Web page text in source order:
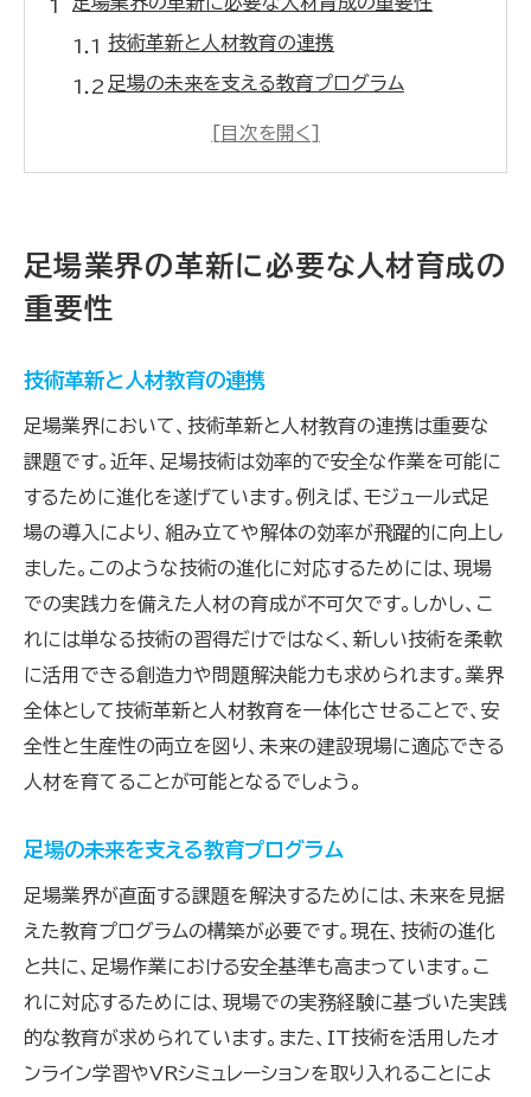
技術革新と人材教育の連携
足場の未来を支える教育プログラム
持続可能な人材育成の仕組み
次世代を担う足場技術者の育成が未来を切り開
く
実践を重視した教育アプローチ
次世代技術者のための研修プログラム
足場技術者の多様な育成方法
足場人材の育成が業界の安全基準をどう変える
か
安全基準を高める教育の役割
技術と安全の両立を目指した育成
安全意識を高めるための研修
安全基準の向上に寄与する人材育成
技術革新と足場人材の育成が生む新たな可能性
革新技術がもたらす育成の変革
新技術導入に伴う教育の進化
革新的な技術が開く新たな人材需要
デジタル技術と教育の融合
足場業界の革新に必要な人材育成の
重要性
技術革新と人材教育の連携
足場業界において、技術革新と人材教育の連携は重要な
課題です。近年、足場技術は効率的で安全な作業を可能に
するために進化を遂げています。例えば、モジュール式足
場の導入により、組み立てや解体の効率が飛躍的に向上し
ました。このような技術の進化に対応するためには、現場
での実践力を備えた人材の育成が不可欠です。しかし、こ
れには単なる技術の習得だけではなく、新しい技術を柔軟
に活用できる創造力や問題解決能力も求められます。業界
全体として技術革新と人材教育を一体化させることで、安
全性と生産性の両立を図り、未来の建設現場に適応できる
人材を育てることが可能となるでしょう。
足場の未来を支える教育プログラム
足場業界が直面する課題を解決するためには、未来を見据
えた教育プログラムの構築が必要です。現在、技術の進化
と共に、足場作業における安全基準も高まっています。こ
れに対応するためには、現場での実務経験に基づいた実践
的な教育が求められています。また、IT技術を活用したオ
ンライン学習やVRシミュレーションを取り入れることによ